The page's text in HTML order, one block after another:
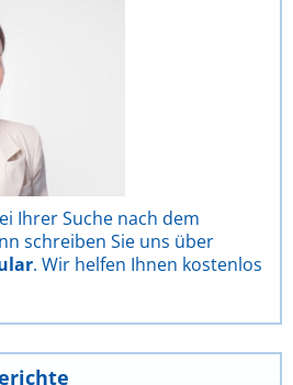
Ihrer Suche nach dem
schreiben Sie uns über
. Wir helfen Ihnen kostenlos